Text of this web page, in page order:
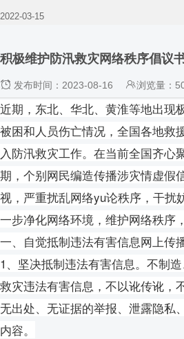
2022-03-15
积极维护防汛救灾网络秩序倡议
发布时间：2023-08-16 浏览量：
近期，东北、华北、黄淮等地出现
被困和人员伤亡情况，全国各地救
入防汛救灾工作。在当前全国齐心
期，个别网民编造传播涉灾情虚假
视，严重扰乱网络yu论秩序，干扰
一步净化网络环境，维护网络秩序
一、自觉抵制违法有害信息网上传
1、坚决抵制违法有害信息。不制
救灾违法有害信息，不以讹传讹，
无出处、无证据的举报、泄露隐私
内容。